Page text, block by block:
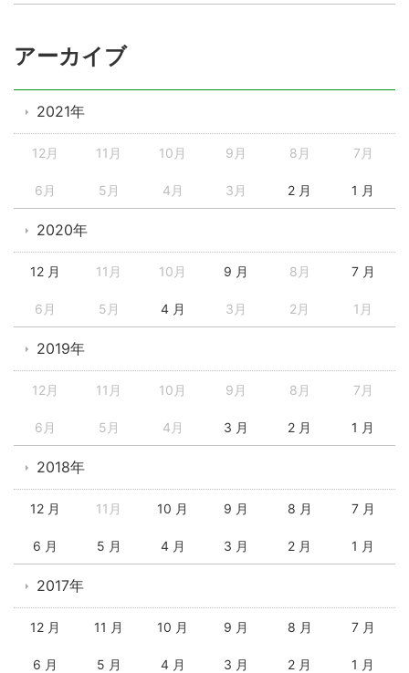
アーカイブ
2021年
12月 11月 10月 9月 8月 7月
6月 5月 4月 3月 2 月 1 月
2020年
12 月 11月 10月 9 月 8月 7 月
6月 5月 4 月 3月 2月 1月
2019年
12月 11月 10月 9月 8月 7月
6月 5月 4月 3 月 2 月 1 月
2018年
12 月 11月 10 月 9 月 8 月 7 月
6 月 5 月 4 月 3 月 2 月 1 月
2017年
12 月 11 月 10 月 9 月 8 月 7 月
6 月 5 月 4 月 3 月 2 月 1 月